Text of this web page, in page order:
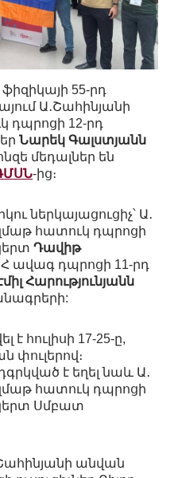
55-րդ
Ա․Շահինյանի
դպրոցի 12-րդ
Նարեկ Գալստյանն
մեդալներ են
-ից։
ներկայացուցիչ՝ Ա․
հատուկ դպրոցի
Դավիթ
ավագ դպրոցի 11-րդ
Հարությունյանն
հուլիսի 17-25-ը,
է եղել նաև Ա․
հատուկ դպրոցի
Սմբատ
անվան